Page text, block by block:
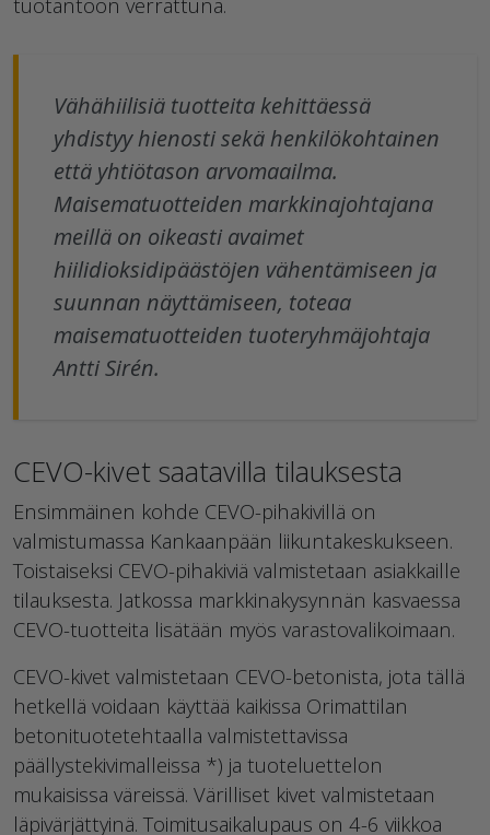
Vähähiilisiä tuotteita kehittäessä
yhdistyy hienosti sekä henkilökohtainen
että yhtiötason arvomaailma.
Maisematuotteiden markkinajohtajana
meillä on oikeasti avaimet
hiilidioksidipäästöjen vähentämiseen ja
suunnan näyttämiseen, toteaa
maisematuotteiden tuoteryhmäjohtaja
Antti Sirén.
CEVO-kivet saatavilla tilauksesta
Ensimmäinen kohde CEVO-pihakivillä on
valmistumassa Kankaanpään liikuntakeskukseen.
Toistaiseksi CEVO-pihakiviä valmistetaan asiakkaille
tilauksesta. Jatkossa markkinakysynnän kasvaessa
CEVO-tuotteita lisätään myös varastovalikoimaan.
CEVO-kivet valmistetaan CEVO-betonista, jota tällä
hetkellä voidaan käyttää kaikissa Orimattilan
betonituotetehtaalla valmistettavissa
päällystekivimalleissa *) ja tuoteluettelon
mukaisissa väreissä. Värilliset kivet valmistetaan
läpivärjättyinä. Toimitusaikalupaus on 4-6 viikkoa